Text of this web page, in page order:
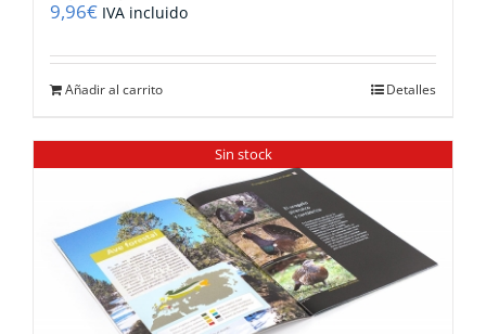
9,96€ IVA incluido
Añadir al carrito Detalles
Sin stock